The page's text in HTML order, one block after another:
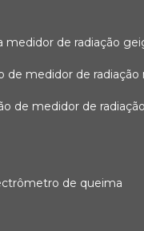
medidor de radiação
de medidor de radiação
de medidor de radiação
de queima